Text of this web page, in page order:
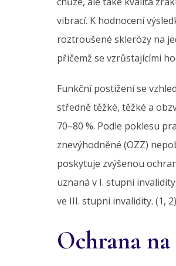
vibrací. K hodnocení
roztroušené sklerózy na
přičemž se vzrůstajícími
Funkční postižení se
středně těžké, těžké a
70–80 %. Podle poklesu
znevýhodněné (OZZ)
poskytuje zvýšenou
uznaná v I. stupni
ve III. stupni invalidity. (1, 2)
Ochrana